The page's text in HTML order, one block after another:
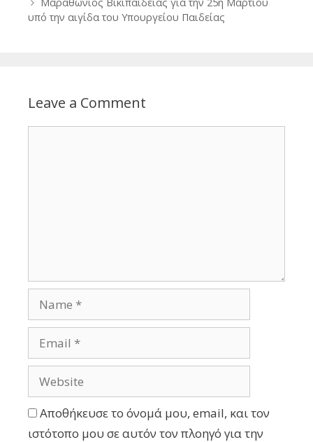
υπό την αιγίδα του Υπουργείου Παιδείας
Leave a Comment
Αποθήκευσε το όνομά μου, email, και τον
ιστότοπο μου σε αυτόν τον πλοηγό για την